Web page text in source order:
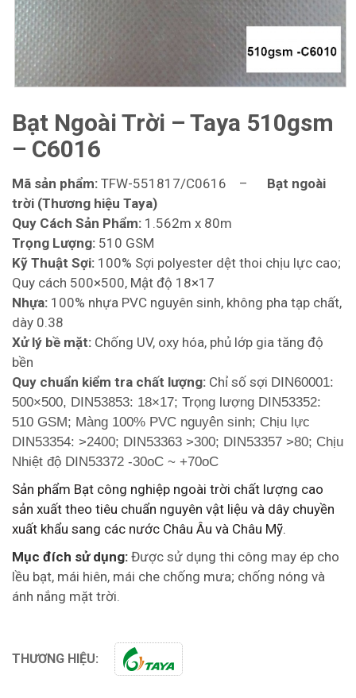
Bạt Ngoài Trời – Taya 510gsm
– C6016
Mã sản phẩm: TFW-551817/C0616 – Bạt ngoài
trời (Thương hiệu Taya)
Quy Cách Sản Phẩm: 1.562m x 80m
Trọng Lượng: 510 GSM
Kỹ Thuật Sợi: 100% Sợi polyester dệt thoi chịu lực cao;
Quy cách 500×500, Mật độ 18×17
Nhựa: 100% nhựa PVC nguyên sinh, không pha tạp chất,
dày 0.38
Xử lý bề mặt: Chống UV, oxy hóa, phủ lớp gia tăng độ
bền
Quy chuẩn kiểm tra chất lượng: Chỉ số sợi DIN60001:
500×500, DIN53853: 18×17; Trọng lượng DIN53352:
510 GSM; Màng 100% PVC nguyên sinh; Chịu lực
DIN53354: >2400; DIN53363 >300; DIN53357 >80; Chịu
Nhiệt độ DIN53372 -30oC ~ +70oC
Sản phẩm Bạt công nghiệp ngoài trời chất lượng cao
sản xuất theo tiêu chuẩn nguyên vật liệu và dây chuyền
xuất khẩu sang các nước Châu Âu và Châu Mỹ.
Mục đích sử dụng: Được sử dụng thi công may ép cho
lều bạt, mái hiên, mái che chống mưa; chống nóng và
ánh nắng mặt trời.
THƯƠNG HIỆU: